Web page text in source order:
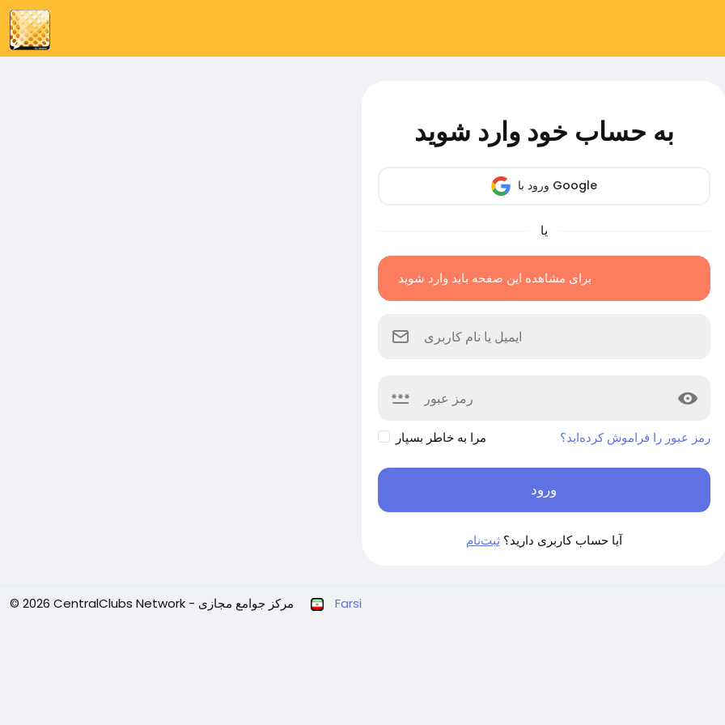
به حساب خود وارد شوید
ورود با Google
یا
برای مشاهده این صفحه باید وارد شوید
مرا به خاطر بسپار رمز عبور را فراموش کرده‌اید؟
ورود
آیا حساب کاربری دارید؟ثبت‌نام
© 2026 CentralClubs Network - مرکز جوامع مجازی Farsi